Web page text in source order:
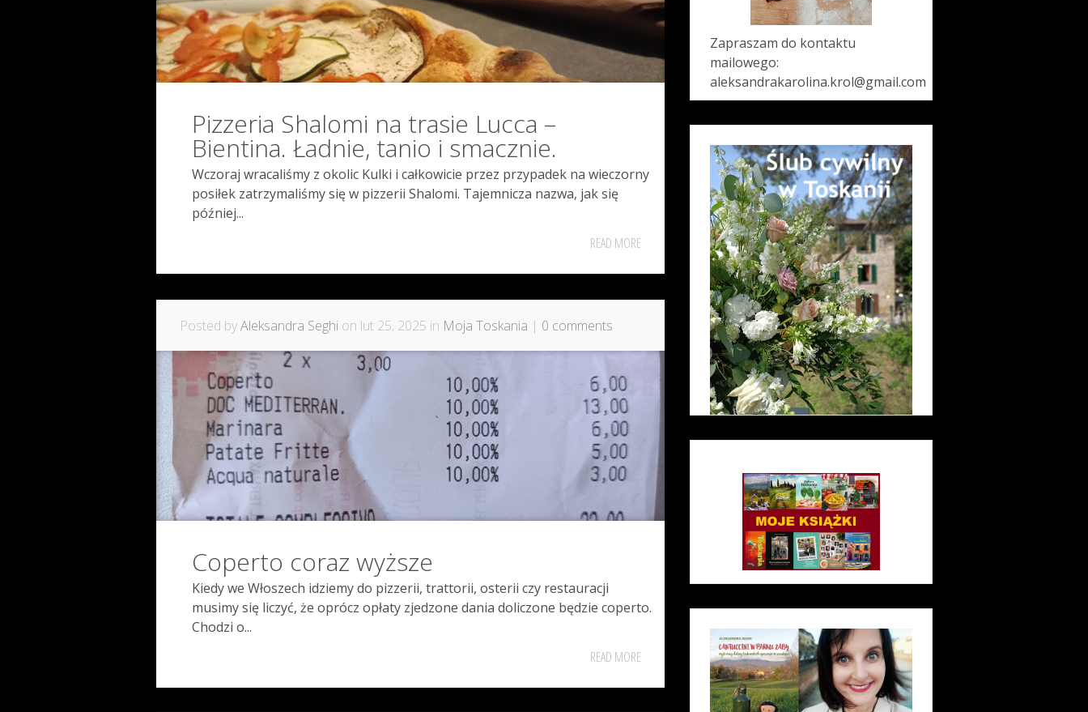
Pizzeria Shalomi na trasie Lucca –
Bientina. Ładnie, tanio i smacznie.
Wczoraj wracaliśmy z okolic Kulki i całkowicie przez przypadek na wieczorny
posiłek zatrzymaliśmy się w pizzerii Shalomi. Tajemnicza nazwa, jak się
później...
READ MORE
Posted byAleksandra Seghi on lut 25, 2025 in Moja Toskania | 0 comments
Coperto coraz wyższe
Kiedy we Włoszech idziemy do pizzerii, trattorii, osterii czy restauracji
musimy się liczyć, że oprócz opłaty zjedzone dania doliczone będzie coperto.
Chodzi o...
READ MORE
Zapraszam do kontaktu
mailowego:
aleksandrakarolina.krol@gmail.com